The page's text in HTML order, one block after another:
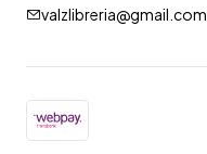
valzlibreria@gmail.com